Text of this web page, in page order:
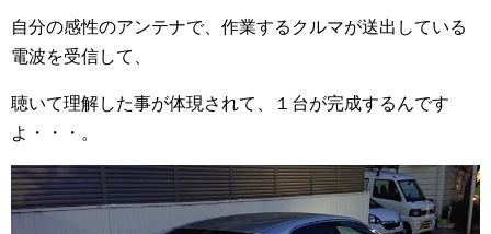
自分の感性のアンテナで、作業するクルマが送出している
電波を受信して、
聴いて理解した事が体現されて、１台が完成するんです
よ・・・。